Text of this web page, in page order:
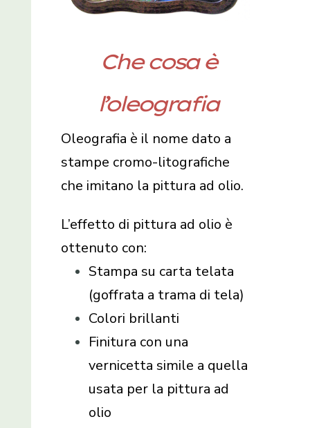
Che cosa è
l’oleografia
Oleografia è il nome dato a
stampe cromo-litografiche
che imitano la pittura ad olio.
L’effetto di pittura ad olio è
ottenuto con:
Stampa su carta telata
(goffrata a trama di tela)
Colori brillanti
Finitura con una
vernicetta simile a quella
usata per la pittura ad
olio